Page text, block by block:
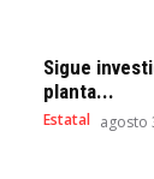
Sigue
planta...
Estatal agosto